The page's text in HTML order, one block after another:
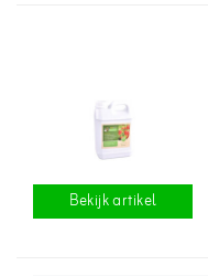
Bekijk artikel